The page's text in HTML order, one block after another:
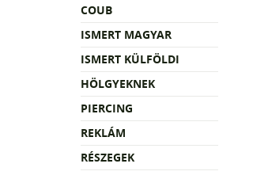
COUB
ISMERT MAGYAR
ISMERT KÜLFÖLDI
HÖLGYEKNEK
PIERCING
REKLÁM
RÉSZEGEK